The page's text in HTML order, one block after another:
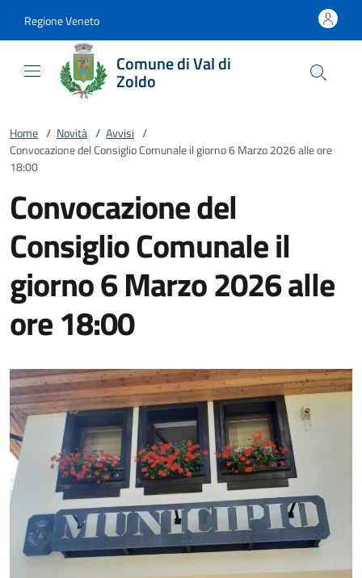
Regione Veneto
Comune di Val di
Zoldo
Home / Novità / Avvisi /
Convocazione del Consiglio Comunale il giorno 6 Marzo 2026 alle ore
18:00
Convocazione del
Consiglio Comunale il
giorno 6 Marzo 2026 alle
ore 18:00